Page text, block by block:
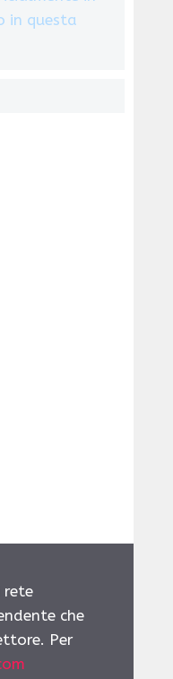
in questa
rete
che
Per